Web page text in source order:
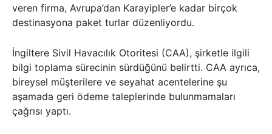
veren firma, Avrupa’dan Karayipler’e kadar birçok
destinasyona paket turlar düzenliyordu.
İngiltere Sivil Havacılık Otoritesi (CAA), şirketle ilgili
bilgi toplama sürecinin sürdüğünü belirtti. CAA ayrıca,
bireysel müşterilere ve seyahat acentelerine şu
aşamada geri ödeme taleplerinde bulunmamaları
çağrısı yaptı.